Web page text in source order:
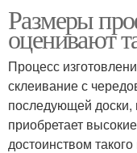
Размеры
оценивают
Процесс
склеивание с
последующей доски,
приобретает
достоинством